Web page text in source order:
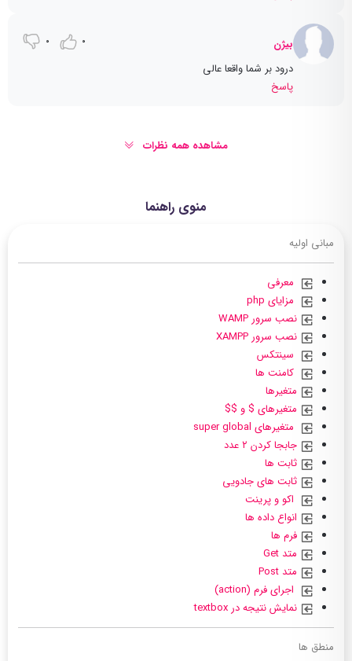
منوی راهنما
مبانی اولیه
معرفی
مزایای php
نصب سرور WAMP
نصب سرور XAMPP
سینتکس
کامنت ها
متغیرها
متغیرهای $ و $$
متغیرهای super global
جابجا کردن ۲ عدد
ثابت ها
ثابت های جادویی
اکو و پرینت
انواع داده ها
فرم ها
متد Get
متد Post
اجرای فرم (action)
نمایش نتیجه در textbox
منطق ها
بیژن 0
0
درود بر شما واقعا عالی
پاسخ
مشاهده همه نظرات